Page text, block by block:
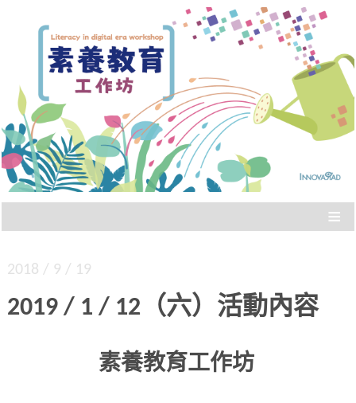
素養教育工作坊
Literacy in digital era workshop
≡
2018 / 9 / 19
2019 / 1 / 12（六）活動內容
素養教育工作坊